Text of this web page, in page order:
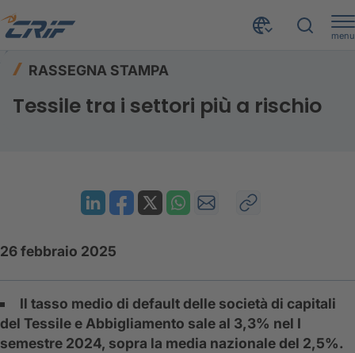
menu
Tessile tra i settori più a rischio
RASSEGNA STAMPA
Tessile tra i settori più a rischio
26 febbraio 2025
Il tasso medio di default delle società di capitali
del Tessile e Abbigliamento sale al 3,3% nel I
semestre 2024, sopra la media nazionale del 2,5%.